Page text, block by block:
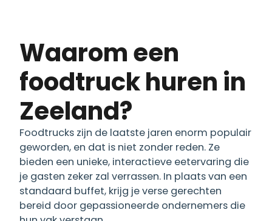
Waarom een
foodtruck huren in
Zeeland?
Foodtrucks zijn de laatste jaren enorm populair
geworden, en dat is niet zonder reden. Ze
bieden een unieke, interactieve eetervaring die
je gasten zeker zal verrassen. In plaats van een
standaard buffet, krijg je verse gerechten
bereid door gepassioneerde ondernemers die